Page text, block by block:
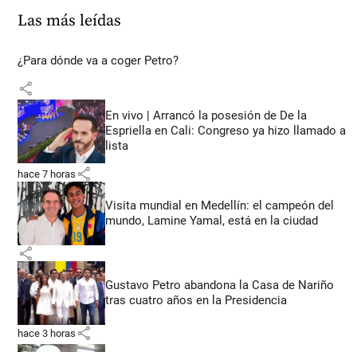
Las más leídas
¿Para dónde va a coger Petro?
share
En vivo | Arrancó la posesión de De la
Espriella en Cali: Congreso ya hizo llamado a
lista
hace 7 horas share
Visita mundial en Medellín: el campeón del
mundo, Lamine Yamal, está en la ciudad
share
Gustavo Petro abandona la Casa de Nariño
tras cuatro años en la Presidencia
hace 3 horas share